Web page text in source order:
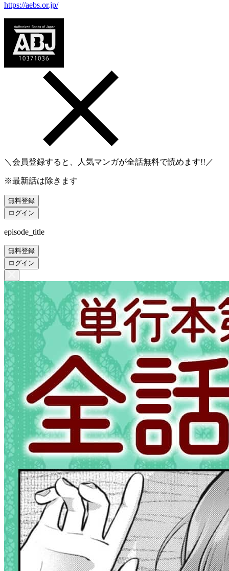
https://aebs.or.jp/
＼会員登録すると、人気マンガが全話無料で読めます!!／
※最新話は除きます
無料登録
ログイン
episode_title
無料登録
ログイン